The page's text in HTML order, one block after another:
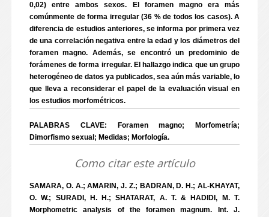
0,02) entre ambos sexos. El foramen magno era más
comúnmente de forma irregular (36 % de todos los casos). A
diferencia de estudios anteriores, se informa por primera vez
de una correlación negativa entre la edad y los diámetros del
foramen magno. Además, se encontró un predominio de
forámenes de forma irregular. El hallazgo indica que un grupo
heterogéneo de datos ya publicados, sea aún más variable, lo
que lleva a reconsiderar el papel de la evaluación visual en
los estudios morfométricos.
PALABRAS CLAVE: Foramen magno; Morfometría;
Dimorfismo sexual; Medidas; Morfología.
Como citar este artículo
SAMARA, O. A.; AMARIN, J. Z.; BADRAN, D. H.; AL-KHAYAT,
O. W.; SURADI, H. H.; SHATARAT, A. T. & HADIDI, M. T.
Morphometric analysis of the foramen magnum. Int. J.